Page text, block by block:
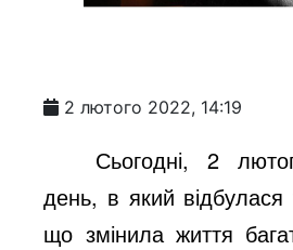
2 лютого 2022, 14:19
Сьогодні, 2
день, в який відбулася
що змінила життя